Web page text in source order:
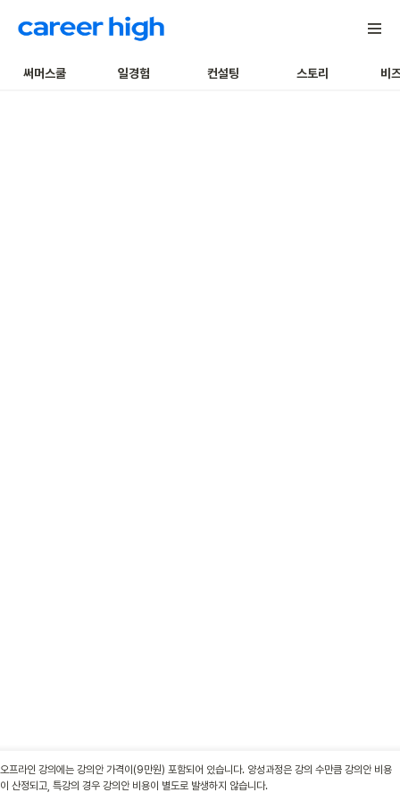
써머스쿨 일경험 컨설팅 스토리 비
오프라인 강의에는 강의안 가격이(9만원) 포함되어 있습니다. 양성과정은 강의 수만큼 강의안 비용
이 산정되고, 특강의 경우 강의안 비용이 별도로 발생하지 않습니다.